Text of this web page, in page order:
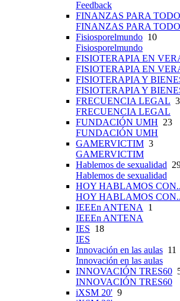
Feedback
FINANZAS PARA
FINANZAS PARA
Fisiosporelmundo 10
Fisiosporelmundo
FISIOTERAPIA EN
FISIOTERAPIA EN
FISIOTERAPIA Y
FISIOTERAPIA Y
FRECUENCIA LEGAL
FRECUENCIA LEGAL
FUNDACIÓN UMH 23
FUNDACIÓN UMH
GAMERVICTIM 3
GAMERVICTIM
Hablemos de sexualidad
Hablemos de sexualidad
HOY HABLAMOS
HOY HABLAMOS
IEEEn ANTENA 1
IEEEn ANTENA
IES 18
IES
Innovación en las aulas 11
Innovación en las aulas
INNOVACIÓN TRES60
INNOVACIÓN TRES60
iXSM 20' 9